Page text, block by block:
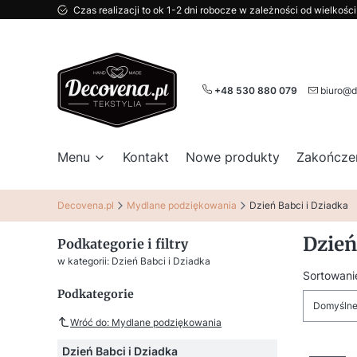
Czas realizacji to ok 1-2 dni robocze w zależności od
+48 530 880 079
Menu Kontakt Nowe produkty
Decovena.pl Mydlane podziękowania Dzień Babci i Dziadka
Podkategorie i filtry
w kategorii: Dzień Babci i Dziadka
Podkategorie
Wróć do: Mydlane podziękowania
Dzień Babci i Dziadka
Lista
Domyślne